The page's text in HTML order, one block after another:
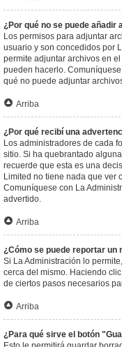
¿Por qué no se puede añadir
Los permisos para adjuntar
usuario y son concedidos por
permite adjuntar archivos en
pueden hacerlo.
qué no puede adjuntar
Arriba
¿Por qué recibí una
Los administradores de cada
sitio. Si ha quebrantado
recuerde que esta es una
Limited no tiene nada que ver
Comuníquese con La
advertido.
Arriba
¿Cómo se puede reportar un
Si La Administración lo
cerca del mismo. Haciendo
de ciertos pasos necesarios
Arriba
¿Para qué sirve el botón